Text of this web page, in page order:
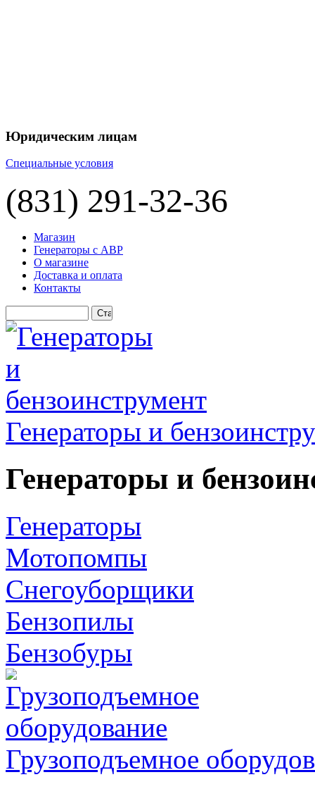
Юридическим лицам
Специальные условия
(831) 291-32-36
Магазин
Генераторы с АВР
О магазине
Доставка и оплата
Контакты
Генераторы и
Генераторы и
Генераторы
Мотопомпы
Снегоуборщики
Бензопилы
Бензобуры
Грузоподъемное